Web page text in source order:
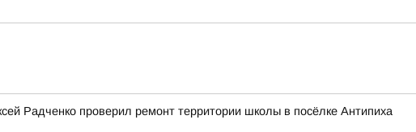
Радченко проверил ремонт территории школы в посёлке Антипиха